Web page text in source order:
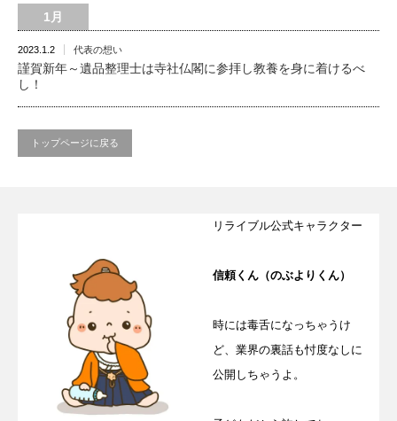
1月
2023.1.2 代表の想い
謹賀新年～遺品整理士は寺社仏閣に参拝し教養を身に着けるべ
し！
トップページに戻る
リライブル公式キャラクター
信頼くん（のぶよりくん）
時には毒舌になっちゃうけ
ど、業界の裏話も忖度なしに
公開しちゃうよ。